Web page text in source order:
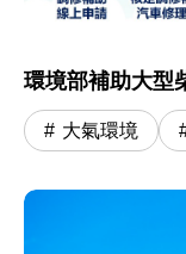
環境部補助大型
大氣環境